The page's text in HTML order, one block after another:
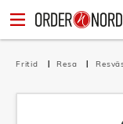
Fritid Resa